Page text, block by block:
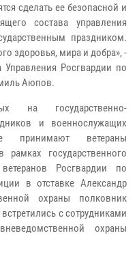
сделать ее безопасной и
состава управления
праздником.
здоровья, мира и добра», -
Управления Росгвардии по
Аюпов.
на государственно-
и военнослужащих
принимают ветераны
государственного
Росгвардии по
в отставке Александр
охраны полковник
с сотрудниками
охраны